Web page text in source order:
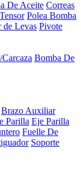
De Aceite Correas
Polea Bomba
de Levas Pivote
Bomba De
Brazo Auxiliar
Parilla Eje Parilla
Fuelle De
Soporte